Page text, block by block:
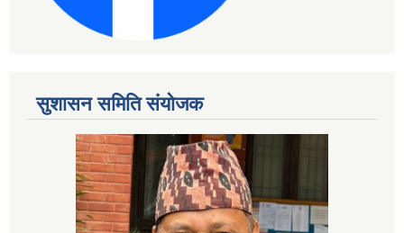
सुशासन समिति संयोजक